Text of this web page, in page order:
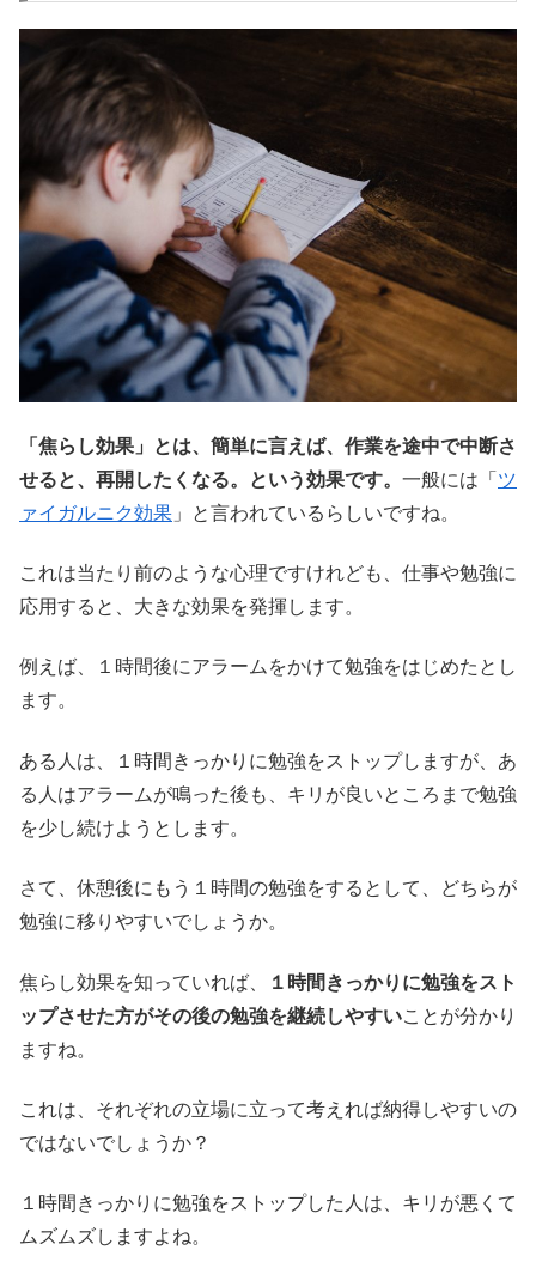
「焦らし効果」とは、簡単に言えば、作業を途中で中断さ
せると、再開したくなる。という効果です。 一般には「 ツ
ァイガルニク効果 」と言われているらしいですね。
これは当たり前のような心理ですけれども、仕事や勉強に
応用すると、大きな効果を発揮します。
例えば、１時間後にアラームをかけて勉強をはじめたとし
ます。
ある人は、１時間きっかりに勉強をストップしますが、あ
る人はアラームが鳴った後も、キリが良いところまで勉強
を少し続けようとします。
さて、休憩後にもう１時間の勉強をするとして、どちらが
勉強に移りやすいでしょうか。
焦らし効果を知っていれば、
１時間きっかりに勉強をスト
ップさせた方がその後の勉強を継続しやすいことが分かり
ますね。
これは、それぞれの立場に立って考えれば納得しやすいの
ではないでしょうか？
１時間きっかりに勉強をストップした人は、キリが悪くて
ムズムズしますよね。